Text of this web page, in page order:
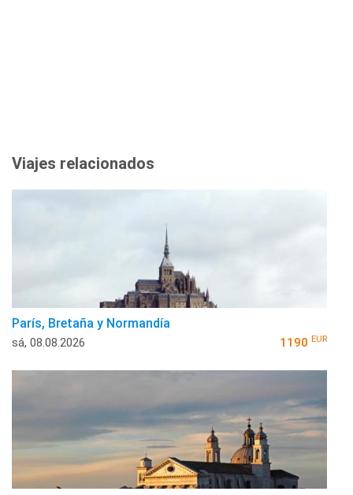
Viajes relacionados
París, Bretaña y Normandía
sá, 08.08.2026 1190 EUR